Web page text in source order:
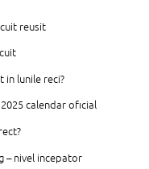
reusit
in lunile reci?
calendar oficial
– nivel incepator